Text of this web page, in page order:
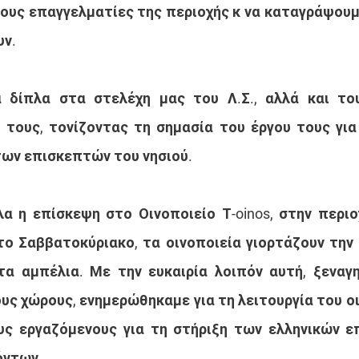
επαγγελματίες της περιοχής κ να
δίπλα στα στελέχη μας του Λ.Σ., αλλά και
τους, τονίζοντας τη σημασία του έργου τους
επισκεπτών του νησιού.
η επίσκεψη στο Οινοποιείο Τ-oinos, στην
Σαββατοκύριακο, τα οινοποιεία γιορτάζουν την
αμπέλια. Με την ευκαιρία λοιπόν αυτή,
χώρους, ενημερώθηκαμε για τη λειτουργία του
εργαζόμενους για τη στήριξη των ελληνικών